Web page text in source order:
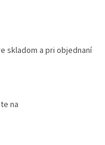
skladom a pri objednaní
na